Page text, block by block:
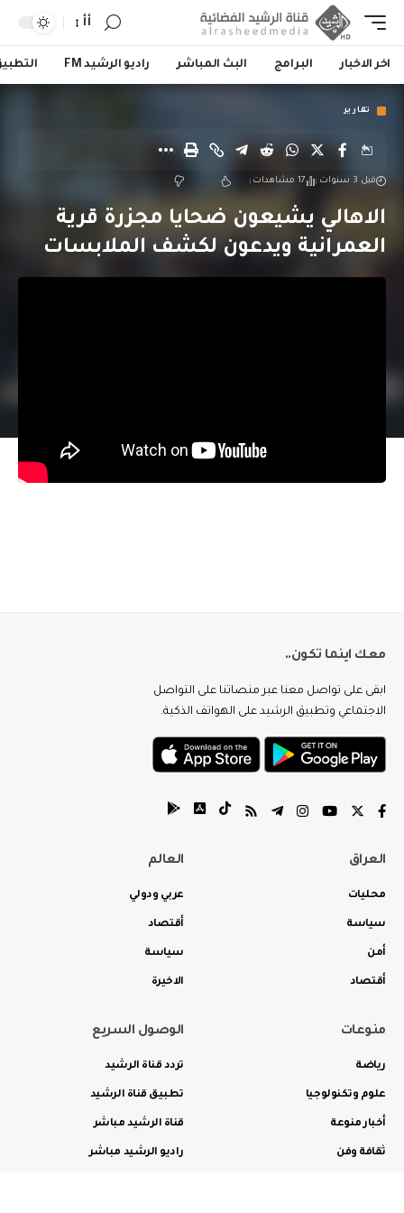
أأ
اخر الاخبار البرامج البث المباشر راديو الرشيد FM
تقارير
قبل 3 سنوات 17 مشاهدات
الاهالي يشيعون ضحايا مجزرة قرية
العمرانية ويدعون لكشف الملابسات
معك اينما تكون..
ابقى على تواصل معنا عبر منصاتنا على التواصل
الاجتماعي وتطبيق الرشيد على الهواتف الذكية.
العراق
محليات
سياسة
أمن
أقتصاد
العالم
عربي ودولي
أقتصاد
سياسة
الاخيرة
منوعات
رياضة
علوم وتكنولوجيا
أخبار منوعة
ثقافة وفن
الوصول السريع
تردد قناة الرشيد
تطبيق قناة الرشيد
قناة الرشيد مباشر
راديو الرشيد مباشر